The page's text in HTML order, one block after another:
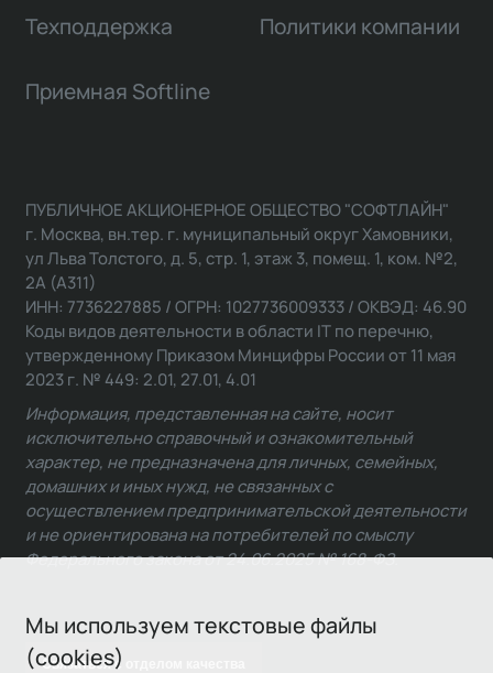
Мы используем текстовые файлы
(cookies)
Техподдержка Политики компании
Приемная Softline
Связаться с отделом качества
ПУБЛИЧНОЕ АКЦИОНЕРНОЕ ОБЩЕСТВО "СОФТЛАЙН"
г. Москва, вн.тер. г. муниципальный округ Хамовники,
ул Льва Толстого, д. 5, стр. 1, этаж 3, помещ. 1, ком. №2,
2А (А311)
ИНН: 7736227885 / ОГРН: 1027736009333 / ОКВЭД: 46.90
Коды видов деятельности в области IT по перечню,
утвержденному Приказом Минцифры России от 11 мая
2023 г. № 449: 2.01, 27.01, 4.01
Информация, представленная на сайте, носит
исключительно справочный и ознакомительный
характер, не предназначена для личных, семейных,
домашних и иных нужд, не связанных с
осуществлением предпринимательской деятельности
и не ориентирована на потребителей по смыслу
Федерального закона от 24.06.2025 № 168-ФЗ.